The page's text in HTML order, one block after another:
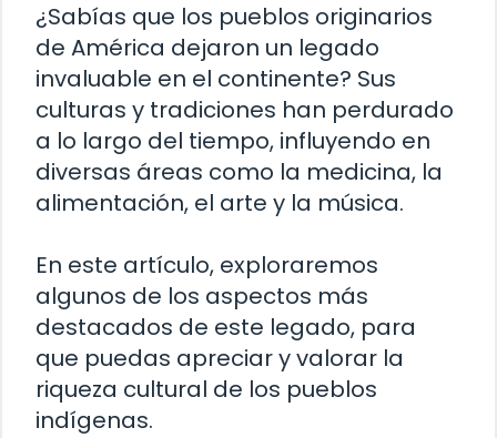
¿Sabías que los pueblos originarios
de América dejaron un legado
invaluable en el continente? Sus
culturas y tradiciones han perdurado
a lo largo del tiempo, influyendo en
diversas áreas como la medicina, la
alimentación, el arte y la música.
En este artículo, exploraremos
algunos de los aspectos más
destacados de este legado, para
que puedas apreciar y valorar la
riqueza cultural de los pueblos
indígenas.